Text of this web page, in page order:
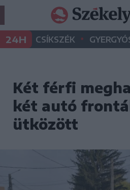
24H CSÍKSZÉK •
Két férfi
két autó
ütközött